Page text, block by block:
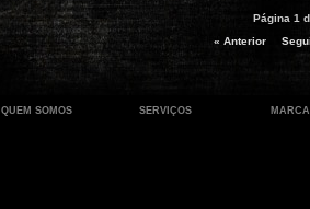
Página 1
« Anterior
QUEM SOMOS SERVIÇOS